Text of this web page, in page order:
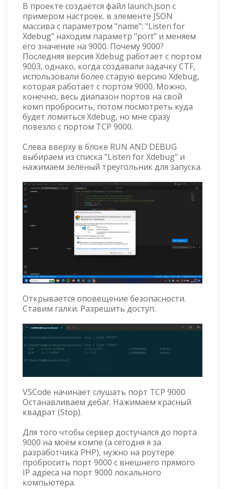
В проекте создаётся файл launch.json с
примером настроек. в элементе JSON
массива с параметром "name": "Listen for
Xdebug" находим параметр "port" и меняем
его значение на 9000. Почему 9000?
Последняя версия Xdebug работает с портом
9003, однако, когда создавали задачку CTF,
использовали более старую версию Xdebug,
которая работает с портом 9000. Можно,
конечно, весь диапазон портов на свой
комп пробросить, потом посмотреть куда
будет ломиться Xdebug, но мне сразу
повезло с портом TCP 9000.
Слева вверху в блоке RUN AND DEBUG
выбираем из списка "Listen for Xdebug" и
нажимаем зелёный треугольник для запуска.
Открывается оповещение безопасности.
Ставим галки. Разрешить доступ.
VSCode начинает слушать порт TCP 9000.
Останавливаем дебаг. Нажимаем красный
квадрат (Stop).
Для того чтобы сервер достучался до порта
9000 на моём компе (а сегодня я за
разработчика PHP), нужно на роутере
пробросить порт 9000 с внешнего прямого
IP адреса на порт 9000 локального
компьютера.